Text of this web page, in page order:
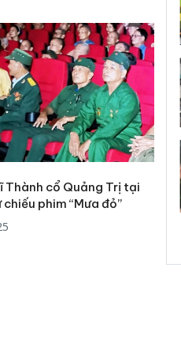
Thành cổ Quảng Trị tại
chiếu phim “Mưa đỏ”
kinh doanh
Công an Thanh Hóa
tìm bị hại trong vụ
án sản xuất, buôn
bán yến sào giả
Thanh Hóa: Tìm bị
bán bình sữa
Moyuum giả